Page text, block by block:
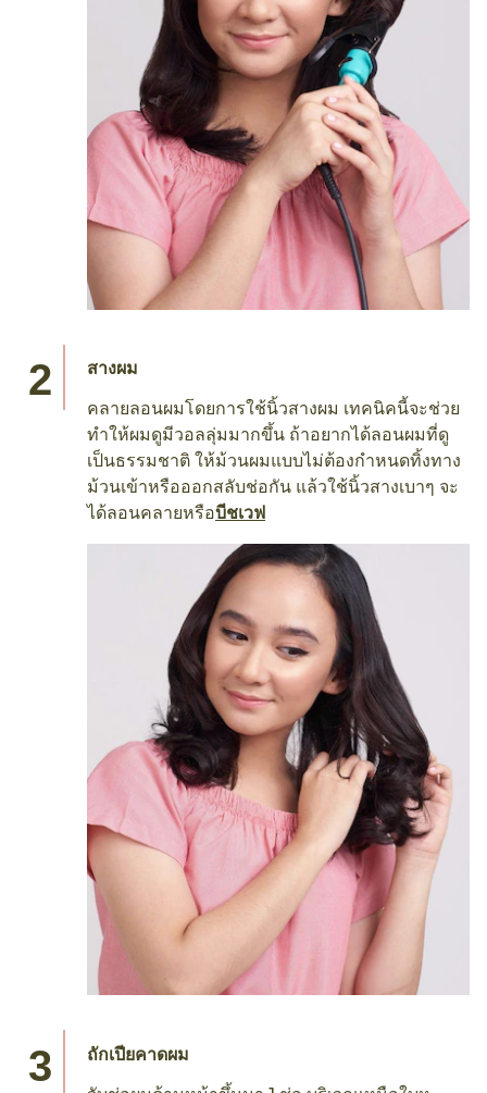
สางผม
คลายลอนผมโดยการใช้นิ้วสางผม เทคนิคนี้จะช่วย
ทำให้ผมดูมีวอลลุ่มมากขึ้น ถ้าอยากได้ลอนผมที่ดู
เป็นธรรมชาติ ให้ม้วนผมแบบไม่ต้องกำหนดทิ้งทาง
ม้วนเข้าหรือออกสลับช่อกัน แล้วใช้นิ้วสางเบาๆ จะ
ได้ลอนคลายหรือบีชเวฟ
ถักเปียคาดผม